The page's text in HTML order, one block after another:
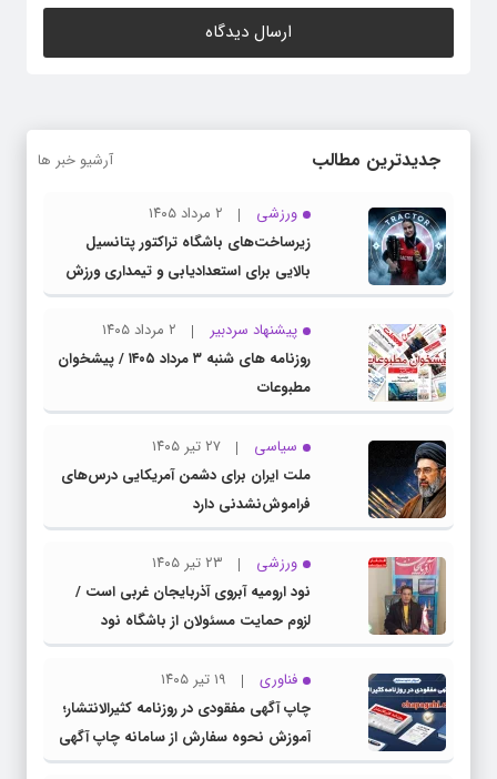
جدیدترین مطالب آرشیو خبر ها
ورزشی
۲ مرداد ۱۴۰۵
زیرساخت‌های باشگاه تراکتور پتانسیل
بالایی برای استعدادیابی و تیمداری ورزش
بانوان دارد
پیشنهاد سردبیر
۲ مرداد ۱۴۰۵
روزنامه های شنبه ۳ مرداد ۱۴۰۵ / پیشخوان
مطبوعات
سیاسی
۲۷ تیر ۱۴۰۵
ملت ایران برای دشمن آمریکایی درس‌های
فراموش‌نشدنی دارد
ورزشی
۲۳ تیر ۱۴۰۵
نود ارومیه آبروی آذربایجان غربی است /
لزوم حمایت مسئولان از باشگاه نود
فناوری
۱۹ تیر ۱۴۰۵
چاپ آگهی مفقودی در روزنامه کثیرالانتشار؛
آموزش نحوه سفارش از سامانه چاپ آگهی
دات کام